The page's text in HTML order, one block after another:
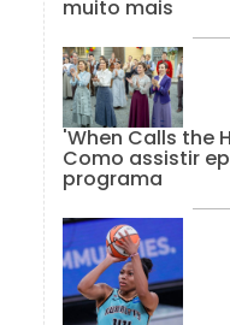
muito mais
'When Calls the
Como assistir
programa